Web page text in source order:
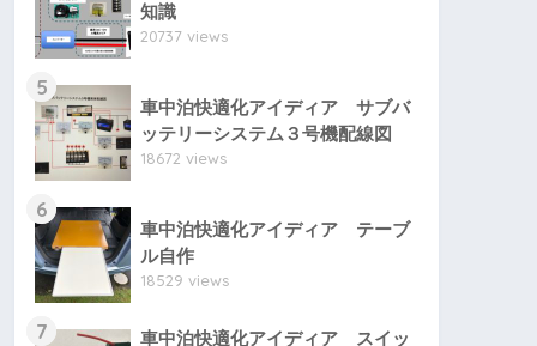
知識
20737 views
5
車中泊快適化アイディア サブバ
ッテリーシステム３号機配線図
18672 views
6
車中泊快適化アイディア テーブ
ル自作
18529 views
7 車中泊快適化アイディア スイッ